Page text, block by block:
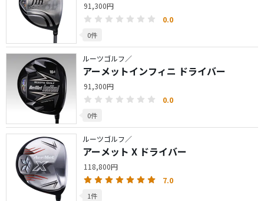
91,300円
0.0
0件
ルーツゴルフ／
アーメットインフィニ ドライバー
91,300円
0.0
0件
ルーツゴルフ／
アーメット X ドライバー
118,800円
7.0
1件